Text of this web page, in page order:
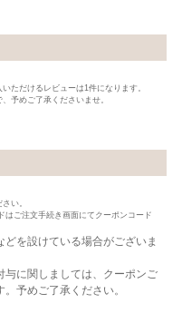
ただけるレビューは1件になります。
予めご了承くださいませ。
い。
はご注文手続き画面にてクーポンコード
を設けている場合がございま
与に関しましては、クーポンご
予めご了承ください。